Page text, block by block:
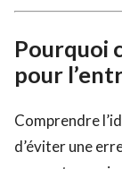
Pourquoi
pour
Comprendre
d’éviter une